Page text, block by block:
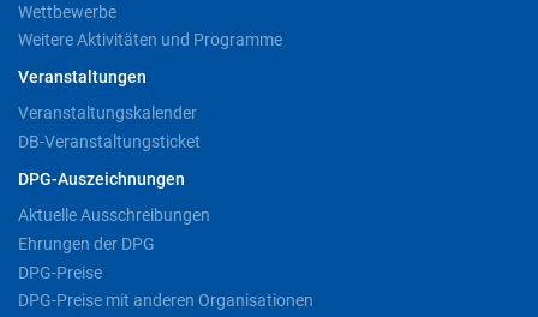
Wettbewerbe
Weitere Aktivitäten und Programme
Veranstaltungen
Veranstaltungskalender
DB-Veranstaltungsticket
DPG-Auszeichnungen
Aktuelle Ausschreibungen
Ehrungen der DPG
DPG-Preise
DPG-Preise mit anderen Organisationen